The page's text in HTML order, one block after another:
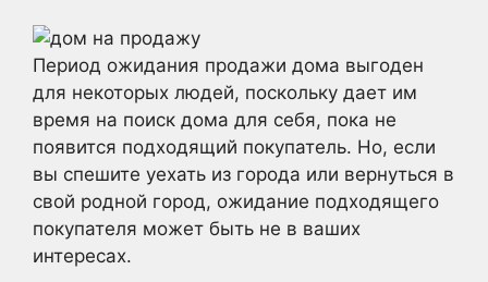
Период ожидания продажи дома выгоден
для некоторых людей, поскольку дает им
время на поиск дома для себя, пока не
появится подходящий покупатель. Но, если
вы спешите уехать из города или вернуться в
свой родной город, ожидание подходящего
покупателя может быть не в ваших
интересах.